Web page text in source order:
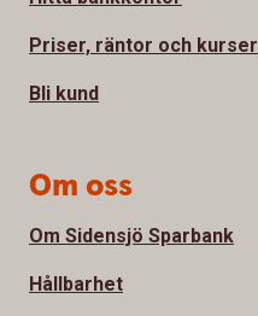
Priser, räntor och kurser
Bli kund
Om oss
Om Sidensjö Sparbank
Hållbarhet